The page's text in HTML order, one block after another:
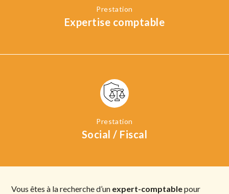
Expertise comptable
Social / Fiscal
Vous êtes à la recherche d’un expert-comptablepour